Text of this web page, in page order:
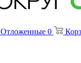
Отложенные 0